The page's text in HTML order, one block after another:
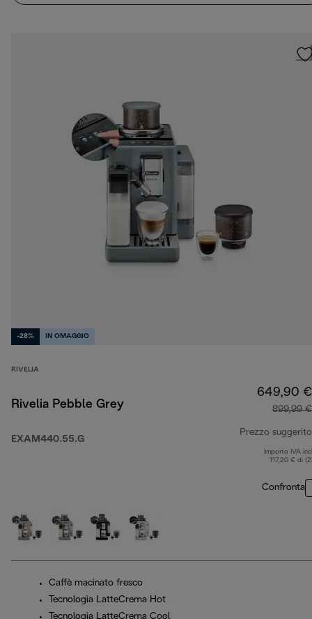
-28% IN OMAGGIO
RIVELIA
Rivelia Pebble Grey
EXAM440.55.G
649,90 €
899,99 €
Prezzo suggerito
Importo IVA
117,20 € di
Confronta
Caffè macinato fresco
Tecnologia LatteCrema Hot
Tecnologia LatteCrema Cool